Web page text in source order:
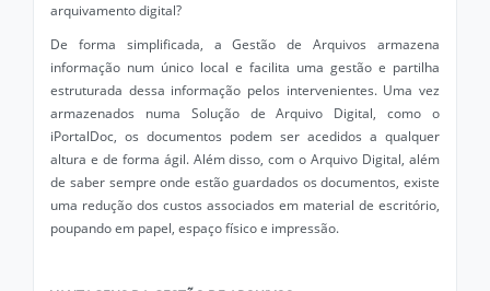
arquivamento digital?
De forma simplificada, a Gestão de Arquivos armazena
informação num único local e facilita uma gestão e partilha
estruturada dessa informação pelos intervenientes. Uma vez
armazenados numa Solução de Arquivo Digital, como o
iPortalDoc, os documentos podem ser acedidos a qualquer
altura e de forma ágil. Além disso, com o Arquivo Digital, além
de saber sempre onde estão guardados os documentos, existe
uma redução dos custos associados em material de escritório,
poupando em papel, espaço físico e impressão.